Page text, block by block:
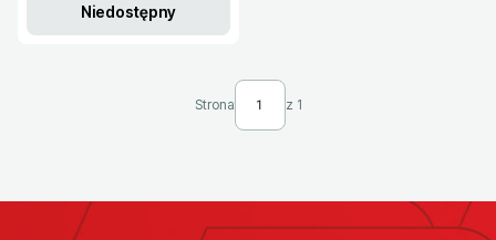
Niedostępny
Strona z 1